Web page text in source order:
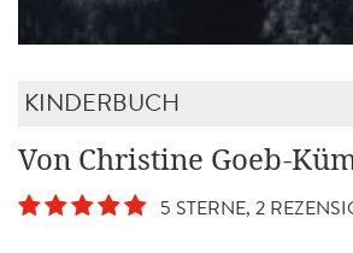
KINDERBUCH
Von Christine Goeb-
5 STERNE, 2